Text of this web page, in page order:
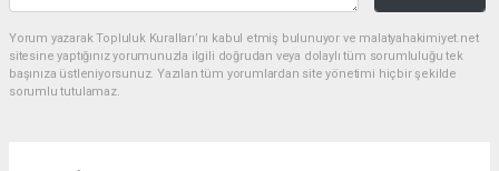
Yorum yazarak Topluluk Kuralları’nı kabul etmiş bulunuyor ve malatyahakimiyet.net
sitesine yaptığınız yorumunuzla ilgili doğrudan veya dolaylı tüm sorumluluğu tek
başınıza üstleniyorsunuz. Yazılan tüm yorumlardan site yönetimi hiçbir şekilde
sorumlu tutulamaz.